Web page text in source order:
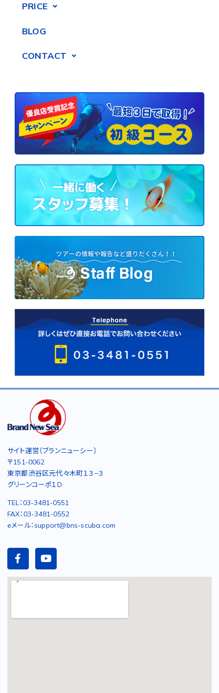
PRICE
BLOG
CONTACT
サイト運営〔ブランニューシー〕
〒151-0062
東京都渋谷区元代々木町１３−３
グリーンコーポ１D
TEL：03-3481-0551
FAX：03-3481-0552
eメール：support@bns-scuba.com